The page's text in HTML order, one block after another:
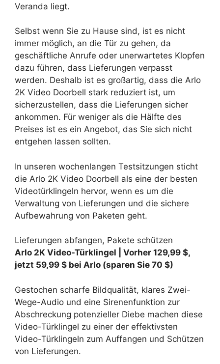
Veranda liegt.
Selbst wenn Sie zu Hause sind, ist es nicht
immer möglich, an die Tür zu gehen, da
geschäftliche Anrufe oder unerwartetes Klopfen
dazu führen, dass Lieferungen verpasst
werden. Deshalb ist es großartig, dass die Arlo
2K Video Doorbell stark reduziert ist, um
sicherzustellen, dass die Lieferungen sicher
ankommen. Für weniger als die Hälfte des
Preises ist es ein Angebot, das Sie sich nicht
entgehen lassen sollten.
In unseren wochenlangen Testsitzungen sticht
die Arlo 2K Video Doorbell als eine der besten
Videotürklingeln hervor, wenn es um die
Verwaltung von Lieferungen und die sichere
Aufbewahrung von Paketen geht.
Lieferungen abfangen, Pakete schützen
Arlo 2K Video-Türklingel | Vorher 129,99 $,
jetzt 59,99 $ bei Arlo (sparen Sie 70 $)
Gestochen scharfe Bildqualität, klares Zwei-
Wege-Audio und eine Sirenenfunktion zur
Abschreckung potenzieller Diebe machen diese
Video-Türklingel zu einer der effektivsten
Video-Türklingeln zum Auffangen und Schützen
von Lieferungen.